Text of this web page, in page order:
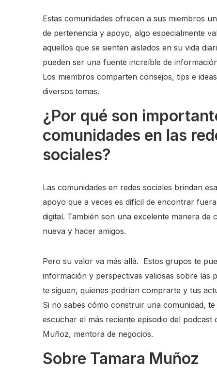
Estas comunidades ofrecen a sus miembros
de pertenencia y apoyo, algo especialmente
aquellos que se sienten aislados en su vida
pueden ser una fuente increíble de
Los miembros comparten consejos, tips e
diversos temas.
¿Por qué son
comunidades en las
sociales?
Las comunidades en redes sociales brindan
apoyo que a veces es difícil de encontrar
digital. También son una excelente manera de
nueva y hacer amigos.
Pero su valor va más allá. Estos grupos te
información y perspectivas valiosas sobre las
te siguen, quienes podrían comprarte y tus
Si no sabes cómo construir una comunidad, te
escuchar el más reciente episodio del podcast
Muñoz, mentora de negocios.
Sobre Tamara Muñoz